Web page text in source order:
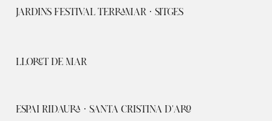
JARDINS FESTIVAL TERRAMAR · SITGES
LLORET DE MAR
ESPAI RIDAURA · SANTA CRISTINA D'ARO